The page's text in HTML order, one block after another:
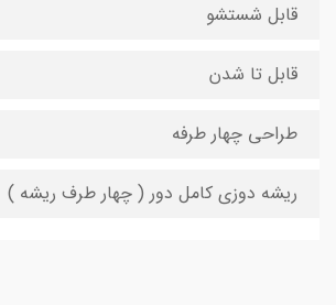
قابل شستشو
قابل تا شدن
طراحی چهار طرفه
ریشه دوزی کامل دور ( چهار طرف ریشه )